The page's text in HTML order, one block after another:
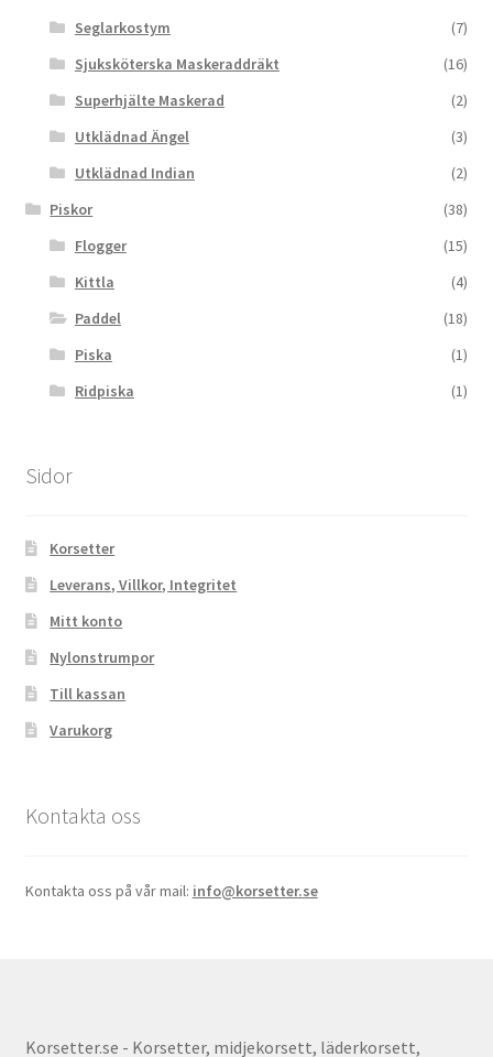
Seglarkostym
(7)
Sjuksköterska Maskeraddräkt
(16)
Superhjälte Maskerad
(2)
Utklädnad Ängel
(3)
Utklädnad Indian
(2)
Piskor
(38)
Flogger
(15)
Kittla
(4)
Paddel
(18)
Piska
(1)
Ridpiska
(1)
Sidor
Korsetter
Leverans, Villkor, Integritet
Mitt konto
Nylonstrumpor
Till kassan
Varukorg
Kontakta oss
Kontakta oss på vår mail: info@korsetter.se
Korsetter.se - Korsetter, midjekorsett, läderkorsett,